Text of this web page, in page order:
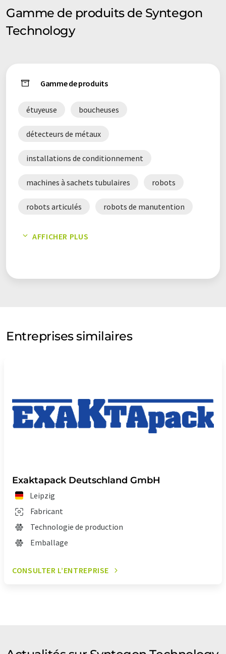
Gamme de produits de Syntegon
Technology
Gamme de produits
étuyeuse boucheuses
détecteurs de métaux
installations de conditionnement
machines à sachets tubulaires robots
robots articulés robots de manutention
AFFICHER PLUS
Entreprises similaires
Exaktapack Deutschland GmbH
Leipzig
Fabricant
Technologie de production
Emballage
CONSULTER L’ENTREPRISE